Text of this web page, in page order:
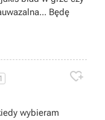
Będę
1 
wybieram